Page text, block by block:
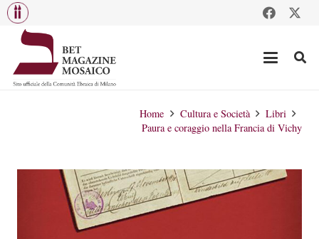
Home Cultura e Società
Libri
Paura e coraggio nella Francia di Vichy